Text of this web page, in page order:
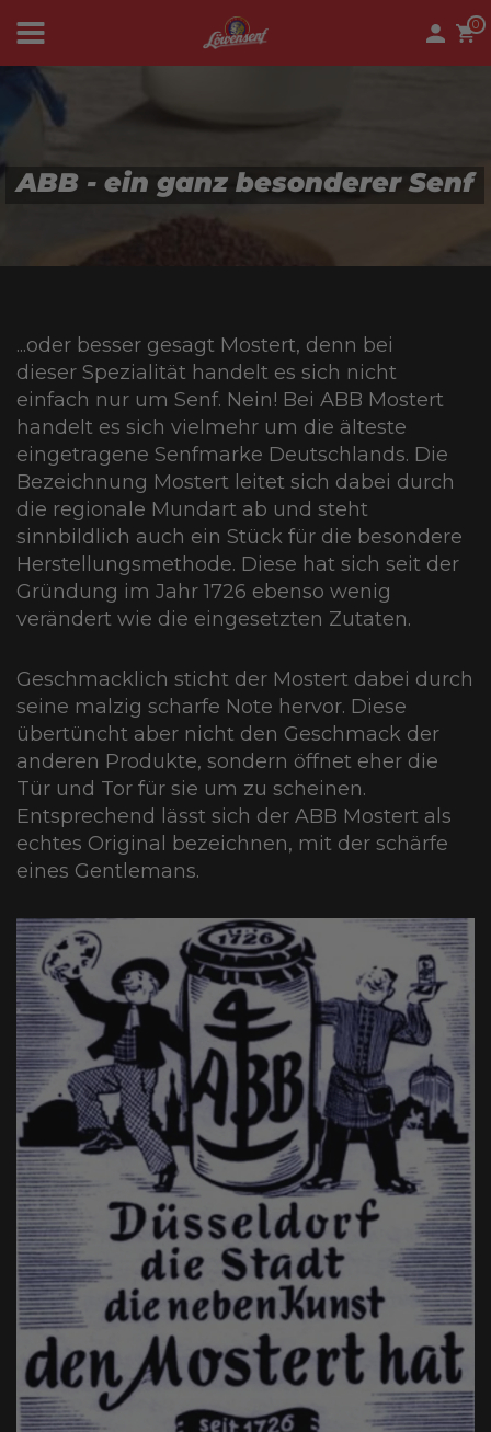
News
Löwenwelt
Senf
Rezepte
Shop
0
ABB - ein ganz besonderer Senf
...oder besser gesagt Mostert, denn bei
dieser Spezialität handelt es sich nicht
einfach nur um Senf. Nein! Bei ABB Mostert
handelt es sich vielmehr um die älteste
eingetragene Senfmarke Deutschlands. Die
Bezeichnung Mostert leitet sich dabei durch
die regionale Mundart ab und steht
sinnbildlich auch ein Stück für die besondere
Herstellungsmethode. Diese hat sich seit der
Gründung im Jahr 1726 ebenso wenig
verändert wie die eingesetzten Zutaten.
Geschmacklich sticht der Mostert dabei durch
seine malzig scharfe Note hervor. Diese
übertüncht aber nicht den Geschmack der
anderen Produkte, sondern öffnet eher die
Tür und Tor für sie um zu scheinen.
Entsprechend lässt sich der ABB Mostert als
echtes Original bezeichnen, mit der schärfe
eines Gentlemans.